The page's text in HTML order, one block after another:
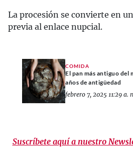
La procesión se convierte en
previa al enlace nupcial.
COMIDA
El pan más antiguo del
años de antigüedad
febrero 7, 2025 11:29 a.
Suscríbete aquí a nuestro